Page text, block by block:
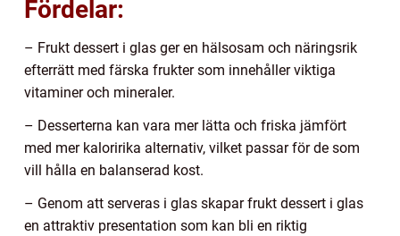
Fördelar:
– Frukt dessert i glas ger en hälsosam och näringsrik
efterrätt med färska frukter som innehåller viktiga
vitaminer och mineraler.
– Desserterna kan vara mer lätta och friska jämfört
med mer kaloririka alternativ, vilket passar för de som
vill hålla en balanserad kost.
– Genom att serveras i glas skapar frukt dessert i glas
en attraktiv presentation som kan bli en riktig